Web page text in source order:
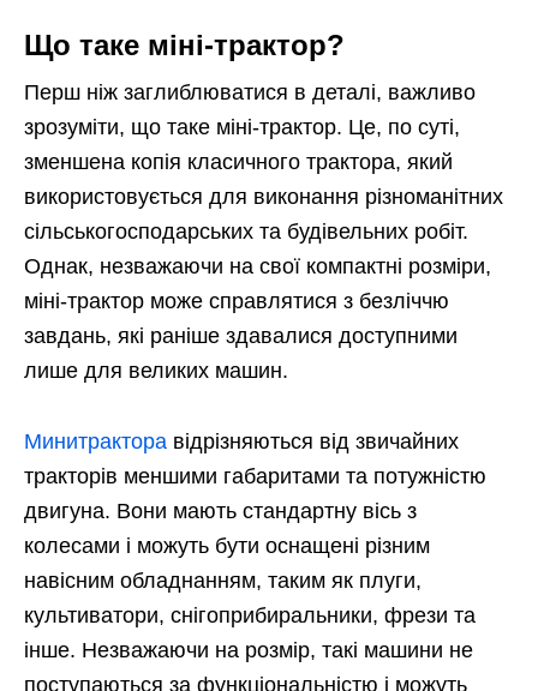
Що таке міні-трактор?
Перш ніж заглиблюватися в деталі, важливо
зрозуміти, що таке міні-трактор. Це, по суті,
зменшена копія класичного трактора, який
використовується для виконання різноманітних
сільськогосподарських та будівельних робіт.
Однак, незважаючи на свої компактні розміри,
міні-трактор може справлятися з безліччю
завдань, які раніше здавалися доступними
лише для великих машин.
Минитрактора відрізняються від звичайних
тракторів меншими габаритами та потужністю
двигуна. Вони мають стандартну вісь з
колесами і можуть бути оснащені різним
навісним обладнанням, таким як плуги,
культиватори, снігоприбиральники, фрези та
інше. Незважаючи на розмір, такі машини не
поступаються за функціональністю і можуть